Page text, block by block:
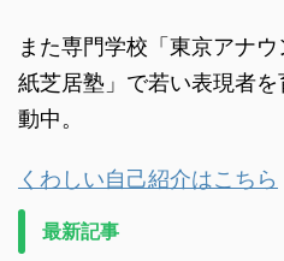
また専門学校「東京アナ
紙芝居塾」で若い表現者
動中。
くわしい自己紹介はこちら
最新記事